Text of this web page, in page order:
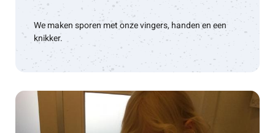
We maken sporen met onze vingers, handen en een
knikker.